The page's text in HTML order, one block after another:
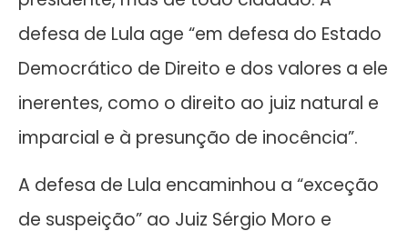
defesa de Lula age “em defesa do Estado
Democrático de Direito e dos valores a ele
inerentes, como o direito ao juiz natural e
imparcial e à presunção de inocência”.
A defesa de Lula encaminhou a “exceção
de suspeição” ao Juiz Sérgio Moro e